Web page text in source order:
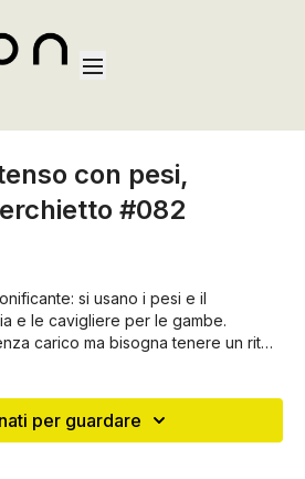
con pesi,
#082
si usano i pesi e il
e le cavigliere per le gambe.
carico ma bisogna tenere un ritmo
troppe pause tra un esercizio e l'altro!
per guardare